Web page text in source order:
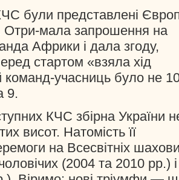
були представлені
Отри-мала запрошення на
Африки і дала згоду,
стартом «взяла хід
команд-учасниць було не
9.
КЧС збірна України
висот. Натомість її
на Всесвітніх
(2004 та 2010 рр.) і